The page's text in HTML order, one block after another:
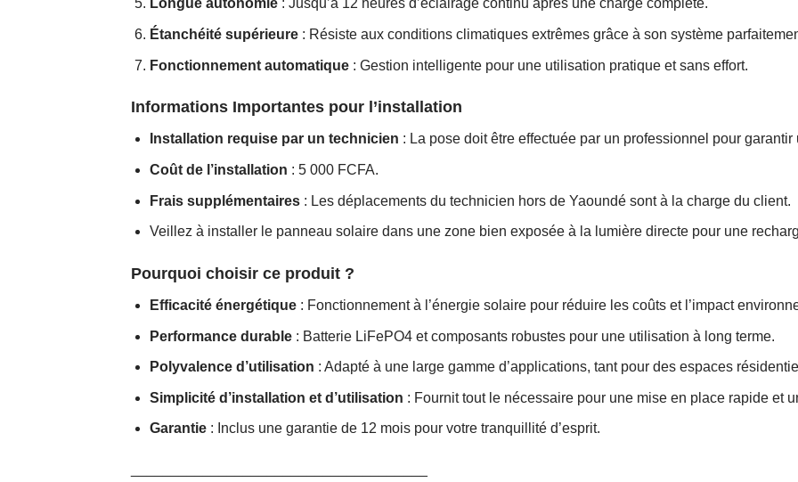
Longue autonomie: Jusqu’à 12 heures d’éclairage continu après une charge complète.
Étanchéité supérieure: Résiste aux conditions climatiques extrêmes grâce à son système
Fonctionnement automatique: Gestion intelligente pour une utilisation pratique et sans effort.
Informations Importantes pour l’installation
Installation requise par un technicien : La pose doit être effectuée par un professionnel pour
Coût de l’installation : 5 000 FCFA.
Frais supplémentaires: Les déplacements du technicien hors de Yaoundé sont à la charge du client.
Veillez à installer le panneau solaire dans une zone bien exposée à la lumière directe pour une
Pourquoi choisir ce produit ?
Efficacité énergétique: Fonctionnement à l’énergie solaire pour réduire les coûts et l’impact
Performance durable: Batterie LiFePO4 et composants robustes pour une utilisation à long terme.
Polyvalence d’utilisation : Adapté à une large gamme d’applications, tant pour des espaces
Simplicité d’installation et d’utilisation : Fournit tout le nécessaire pour une mise en place rapide et
Garantie: Inclus une garantie de 12 mois pour votre tranquillité d’esprit.